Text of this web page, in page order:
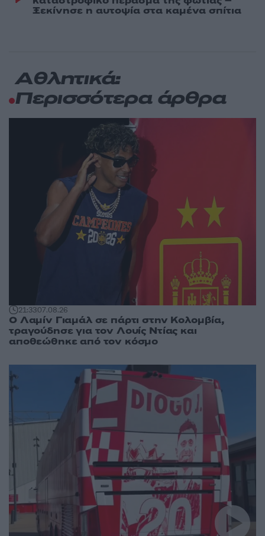
Ξεκίνησε η αυτοψία στα καμένα σπίτια
Αθλητικά:
Περισσότερα άρθρα
21:3307.08.26
Ο Λαμίν Γιαμάλ σε πάρτι στην Κολομβία,
τραγούδησε για τον Λουίς Ντίας και
αποθεώθηκε από τον κόσμο